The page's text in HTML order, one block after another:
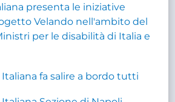
presenta le iniziative
Velando nell'ambito del
per le disabilità di Italia e
Italiana fa salire a bordo tutti